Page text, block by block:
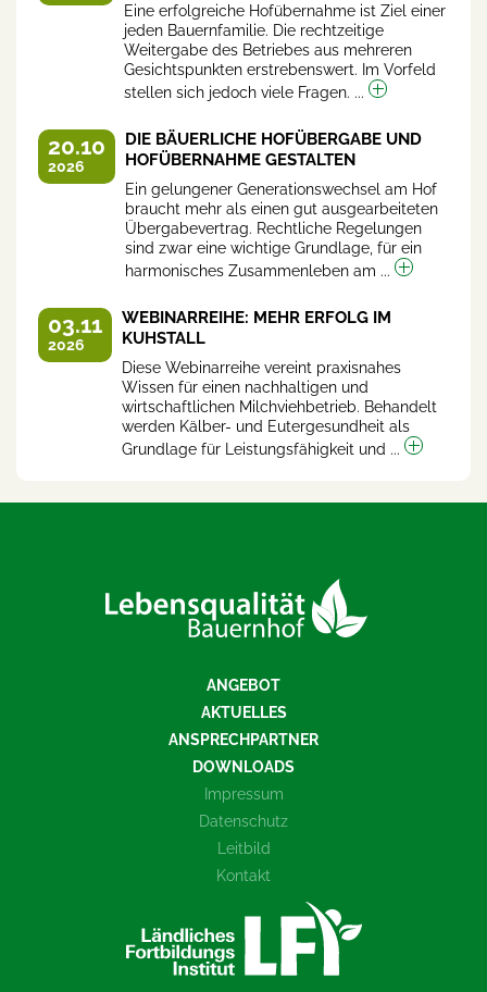
Eine erfolgreiche Hofübernahme ist Ziel einer
jeden Bauernfamilie. Die rechtzeitige
Weitergabe des Betriebes aus mehreren
Gesichtspunkten erstrebenswert. Im Vorfeld
stellen sich jedoch viele Fragen. ...
20.10
2026
DIE BÄUERLICHE HOFÜBERGABE UND
HOFÜBERNAHME GESTALTEN
Ein gelungener Generationswechsel am Hof
braucht mehr als einen gut ausgearbeiteten
Übergabevertrag. Rechtliche Regelungen
sind zwar eine wichtige Grundlage, für ein
harmonisches Zusammenleben am ...
03.11
2026
WEBINARREIHE: MEHR ERFOLG IM
KUHSTALL
Diese Webinarreihe vereint praxisnahes
Wissen für einen nachhaltigen und
wirtschaftlichen Milchviehbetrieb. Behandelt
werden Kälber- und Eutergesundheit als
Grundlage für Leistungsfähigkeit und ...
ANGEBOT
AKTUELLES
ANSPRECHPARTNER
DOWNLOADS
Impressum
Datenschutz
Leitbild
Kontakt